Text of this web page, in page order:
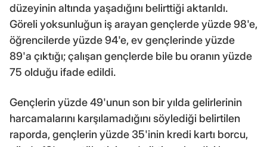
düzeyinin altında yaşadığını belirttiği aktarıldı.
Göreli yoksunluğun iş arayan gençlerde yüzde 98'e,
öğrencilerde yüzde 94'e, ev gençlerinde yüzde
89'a çıktığı; çalışan gençlerde bile bu oranın yüzde
75 olduğu ifade edildi.
Gençlerin yüzde 49'unun son bir yılda gelirlerinin
harcamalarını karşılamadığını söylediği belirtilen
raporda, gençlerin yüzde 35'inin kredi kartı borcu,